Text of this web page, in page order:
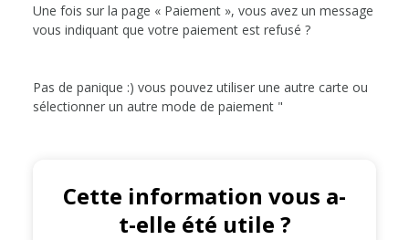
Une fois sur la page « Paiement », vous avez un message
vous indiquant que votre paiement est refusé ?
Pas de panique :) vous pouvez utiliser une autre carte ou
sélectionner un autre mode de paiement "
Cette information vous a-
t-elle été utile ?